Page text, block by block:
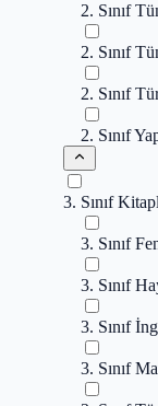
2. Sınıf
2. Sınıf
2. Sınıf
2. Sınıf
3. Sınıf
3. Sınıf
3. Sınıf
3. Sınıf
3. Sınıf